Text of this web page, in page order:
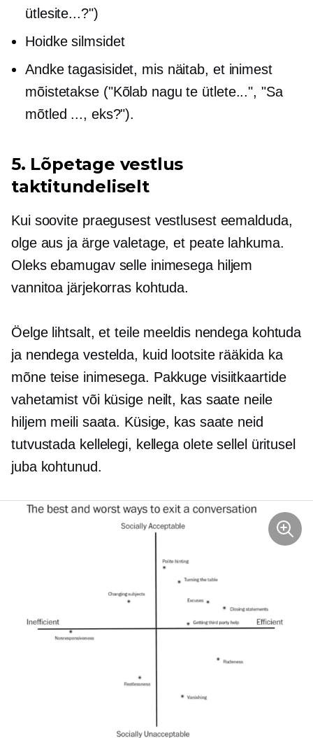
ütlesite...?")
Hoidke silmsidet
Andke tagasisidet, mis näitab, et inimest
mõistetakse ("Kõlab nagu te ütlete...", "Sa
mõtled ..., eks?").
5. Lõpetage vestlus
taktitundeliselt
Kui soovite praegusest vestlusest eemalduda,
olge aus ja ärge valetage, et peate lahkuma.
Oleks ebamugav selle inimesega hiljem
vannitoa järjekorras kohtuda.
Öelge lihtsalt, et teile meeldis nendega kohtuda
ja nendega vestelda, kuid lootsite rääkida ka
mõne teise inimesega. Pakkuge visiitkaartide
vahetamist või küsige neilt, kas saate neile
hiljem meili saata. Küsige, kas saate neid
tutvustada kellelegi, kellega olete sellel üritusel
juba kohtunud.